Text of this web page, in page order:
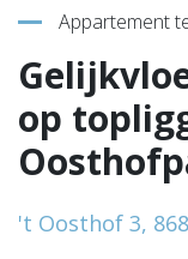
Appartement
op
't Oosthof 3,